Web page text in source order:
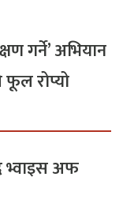
गर्ने’ अभियान
रोप्यो
भ्वाइस अफ